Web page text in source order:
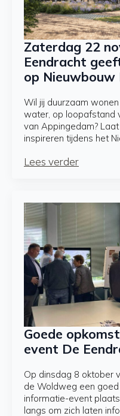
Zaterdag 22
Eendracht
op Nieuwbouw
Wil jij duurzaam
water, op loopafstand
van Appingedam?
inspireren tijdens het
Lees verder
Goede
event De
Op dinsdag 8 oktober
de Woldweg een
informatie-event
langs om zich laten